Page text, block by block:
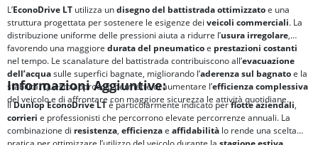
L’EconoDrive LT utilizza undisegno del battistrada ottimizzatoe una
struttura progettata per sostenere le esigenze dei veicoli commerciali. La
distribuzione uniforme delle pressioni aiuta a ridurre l’usura irregolare,
favorendo una maggiore durata del pneumaticoe prestazioni costanti
nel tempo. Le scanalature del battistrada contribuiscono all’evacuazione
dell’acquasulle superfici bagnate, migliorando l’aderenza sul bagnatoe la
stabilità. Questo approccio permette di aumentare l’efficienza complessiva
del veicolo e di affrontare con maggiore sicurezza le attività quotidiane.
Informazioni Aggiuntive:
IlDunlop EconoDrive LTè particolarmente indicato perflotte aziendali,
corrieri e professionisti che percorrono elevate percorrenze annuali. La
combinazione di resistenza, efficienzae affidabilità lo rende una scelta